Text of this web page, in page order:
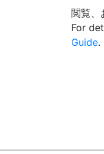
閲覧、
For
Guide.